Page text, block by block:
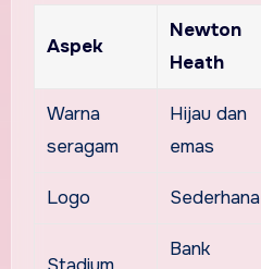
Aspek
Newton
Heath
Warna
seragam
Hijau dan
emas
Logo Sederhana
Bank